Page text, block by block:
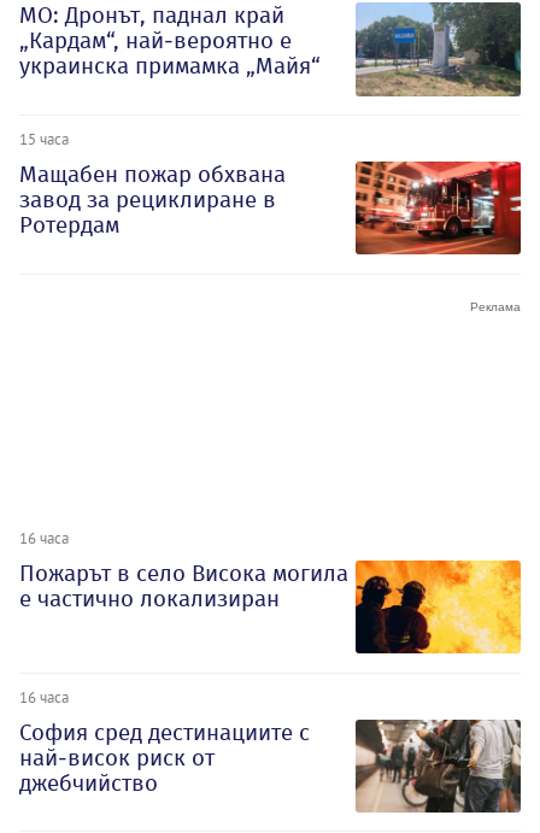
МО: Дронът, паднал край
„Кардам“, най-вероятно е
украинска примамка „Майя“
15 часа
Мащабен пожар обхвана
завод за рециклиране в
Ротердам
16 часа
Пожарът в село Висока могила
е частично локализиран
16 часа
София сред дестинациите с
най-висок риск от
джебчийство